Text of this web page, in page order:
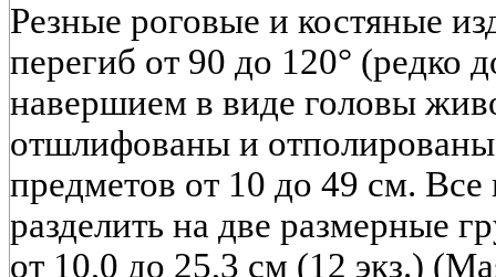
Резные роговые и костяные
перегиб от 90 до 120° (редко
навершием в виде головы
отшлифованы и
предметов от 10 до 49 см.
разделить на две размерные
от 10,0 до 25,3 см (12 экз.)